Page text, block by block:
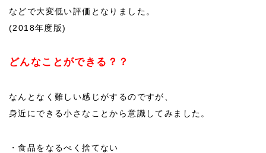
などで大変低い評価となりました。
(2018年度版)
どんなことができる？？
なんとなく難しい感じがするのですが、
身近にできる小さなことから意識してみました。
・食品をなるべく捨てない